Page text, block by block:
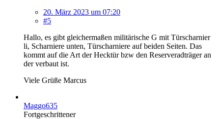
20. März 2023 um 07:20
#5
Hallo, es gibt gleichermaßen militärische G mit Türscharnier
li, Scharniere unten, Türscharniere auf beiden Seiten. Das
kommt auf die Art der Hecktür bzw den Reserveradträger an
der verbaut ist.
Viele Grüße Marcus
Maggo635
Fortgeschrittener